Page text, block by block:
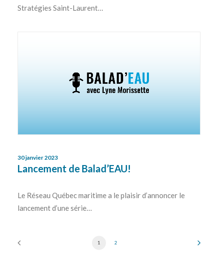
Stratégies Saint-Laurent…
30 janvier 2023
Lancement de Balad’EAU!
Le Réseau Québec maritime a le plaisir d’annoncer le
lancement d’une série…
1 2